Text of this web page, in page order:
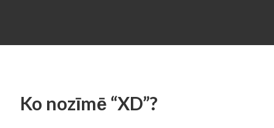
Ko nozīmē “XD”?